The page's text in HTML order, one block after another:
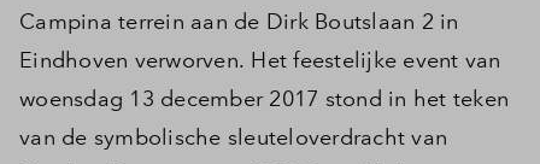
Campina terrein aan de Dirk Boutslaan 2 in
Eindhoven verworven. Het feestelijke event van
woensdag 13 december 2017 stond in het teken
van de symbolische sleuteloverdracht van